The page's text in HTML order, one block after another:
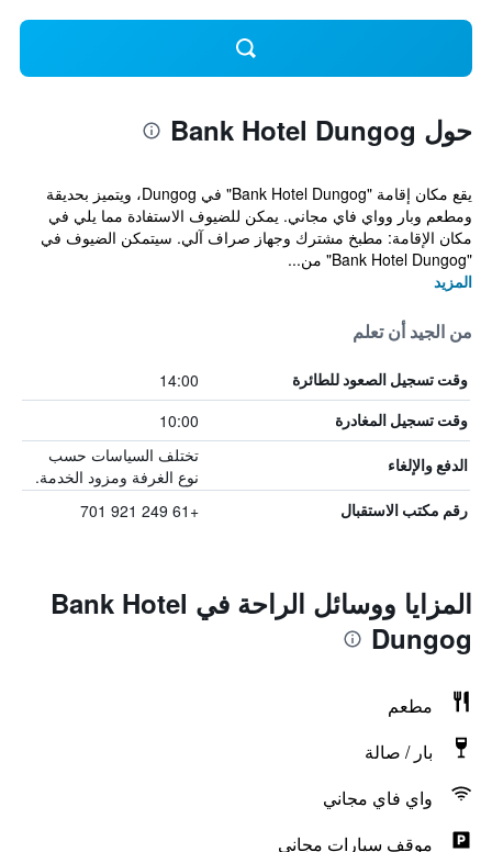
حول Bank Hotel Dungog
يقع مكان إقامة "Bank Hotel Dungog" في Dungog، ويتميز بحديقة
ومطعم وبار وواي فاي مجاني. يمكن للضيوف الاستفادة مما يلي في
مكان الإقامة: مطبخ مشترك وجهاز صراف آلي. سيتمكن الضيوف في
"Bank Hotel Dungog" من...
المزيد
من الجيد أن تعلم
وقت تسجيل الصعود للطائرة 14:00
وقت تسجيل المغادرة 10:00
الدفع والإلغاء
تختلف السياسات حسب
نوع الغرفة ومزود الخدمة.
رقم مكتب الاستقبال +61 249 921 701
المزايا ووسائل الراحة في Bank Hotel
Dungog
مطعم
بار / صالة
واي فاي مجاني
موقف سيارات مجاني